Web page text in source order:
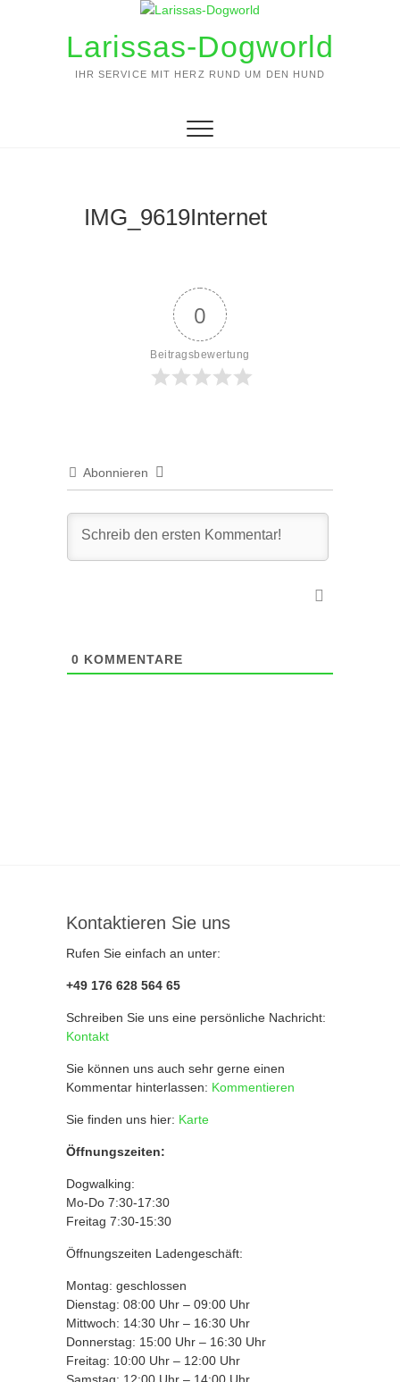
Larissas-Dogworld
IHR SERVICE MIT HERZ RUND UM DEN HUND
IMG_9619Internet
0
Beitragsbewertung
Abonnieren
0 KOMMENTARE
Kontaktieren Sie uns
Rufen Sie einfach an unter:
+49 176 628 564 65
Schreiben Sie uns eine persönliche Nachricht:
Kontakt
Sie können uns auch sehr gerne einen
Kommentar hinterlassen: Kommentieren
Sie finden uns hier: Karte
Öffnungszeiten:
Dogwalking:
Mo-Do 7:30-17:30
Freitag 7:30-15:30
Öffnungszeiten Ladengeschäft:
Montag: geschlossen
Dienstag: 08:00 Uhr – 09:00 Uhr
Mittwoch: 14:30 Uhr – 16:30 Uhr
Donnerstag: 15:00 Uhr – 16:30 Uhr
Freitag: 10:00 Uhr – 12:00 Uhr